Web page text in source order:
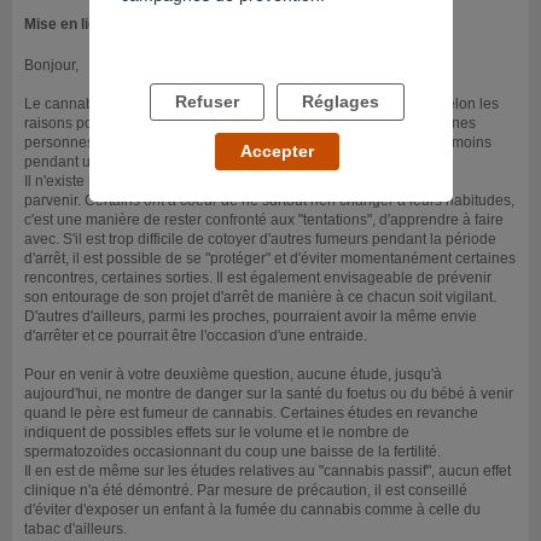
Mise en ligne le 14/10/2009
Bonjour,
Le cannabis peut effectivement être un produit difficile à arrêter selon les
raisons pour lesquelles on fume mais aussi parce que pour certaines
personnes cela remet en question certaines habitudes de vie, au moins
pendant un temps.
Il n'existe pas une méthode meilleure qu'une autre pour y
parvenir. Certains ont à coeur de ne surtout rien changer à leurs habitudes,
c'est une manière de rester confronté aux "tentations", d'apprendre à faire
avec. S'il est trop difficile de cotoyer d'autres fumeurs pendant la période
d'arrêt, il est possible de se "protéger" et d'éviter momentanément certaines
rencontres, certaines sorties. Il est également envisageable de prévenir
son entourage de son projet d'arrêt de manière à ce chacun soit vigilant.
D'autres d'ailleurs, parmi les proches, pourraient avoir la même envie
d'arrêter et ce pourrait être l'occasion d'une entraide.
Pour en venir à votre deuxième question, aucune étude, jusqu'à
aujourd'hui, ne montre de danger sur la santé du foetus ou du bébé à venir
quand le père est fumeur de cannabis. Certaines études en revanche
indiquent de possibles effets sur le volume et le nombre de
spermatozoïdes occasionnant du coup une baisse de la fertilité.
Il en est de même sur les études relatives au "cannabis passif", aucun effet
clinique n'a été démontré. Par mesure de précaution, il est conseillé
d'éviter d'exposer un enfant à la fumée du cannabis comme à celle du
tabac d'ailleurs.
Refuser Réglages
Accepter